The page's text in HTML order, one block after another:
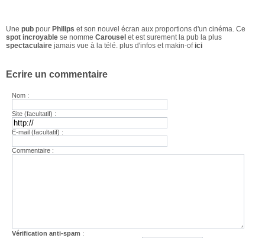
Une pub pour Philips et son nouvel écran aux proportions d'un cinéma. Ce
spot incroyable se nomme Carousel et est surement la pub la plus
spectaculaire jamais vue à la télé. plus d'infos et makin-of ici
Ecrire un commentaire
Nom :
Site (facultatif) :
E-mail (facultatif) :
Commentaire :
Vérification anti-spam :